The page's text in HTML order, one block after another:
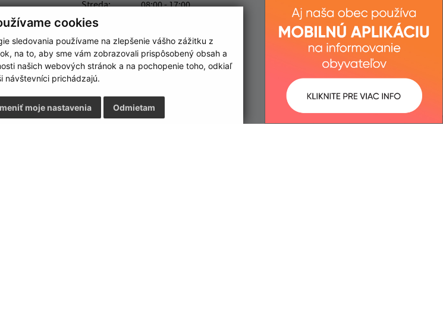
cookies
sledovania používame na zlepšenie vášho zážitku z
na to, aby sme vám zobrazovali prispôsobený obsah a
našich webových stránok a na pochopenie toho, odkiaľ
návštevníci prichádzajú.
Odmietam
moje nastavenia
Google reCaptcha Response
Streda:
08:00 - 17:00
Štvrtok:
08:00 - 12:00
059 72 Vrbov
abrahamovce@abrahamovce.sk
+421 52 459 04 34
IČO: 00326101